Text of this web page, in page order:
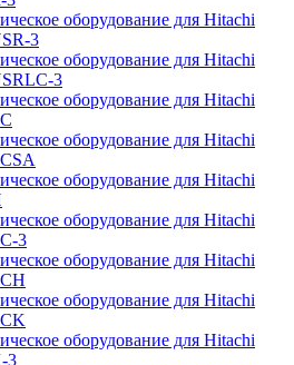
оборудование для Hitachi
3
оборудование для Hitachi
3
оборудование для Hitachi
оборудование для Hitachi
оборудование для Hitachi
оборудование для Hitachi
3
оборудование для Hitachi
оборудование для Hitachi
оборудование для Hitachi
3